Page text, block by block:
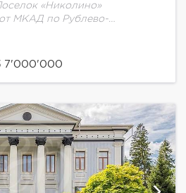
«Николино»
МКАД по Рублево-
на которой находится 250
находится в...
7'000'000